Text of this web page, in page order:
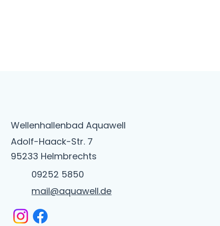
Wellenhallenbad Aquawell
Adolf-Haack-Str. 7
95233 Helmbrechts
09252 5850
mail@aquawell.de